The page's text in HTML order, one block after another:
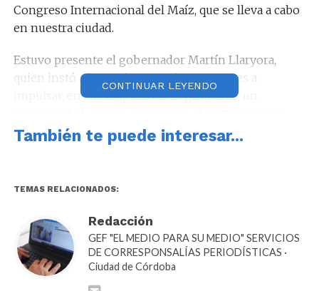
Congreso Internacional del Maíz, que se lleva a cabo
en nuestra ciudad.
Estuvo presente el gobernador Martín Llaryora,
quien instó a los parlamentarios presentes a
impulsar, en sus respectivas Legislaturas, un
discusión urgente del proyecto de modificación de la
Ley de Biocombustibles en el Congreso Nacional, el
biocombustibles para impulsar la producción y el
etanol al 17% y biodiésel al 20% en sus
combustibles. “La política debe acompañar al
ecosistema productivo del país”, dijo.
Participaron del encuentro parlamentarios de las seis
CONTINUAR LEYENDO
También te puede interesar...
TEMAS RELACIONADOS:
Redacción
GEF "EL MEDIO PARA SU MEDIO" SERVICIOS
DE CORRESPONSALÍAS PERIODÍSTICAS ·
Ciudad de Córdoba